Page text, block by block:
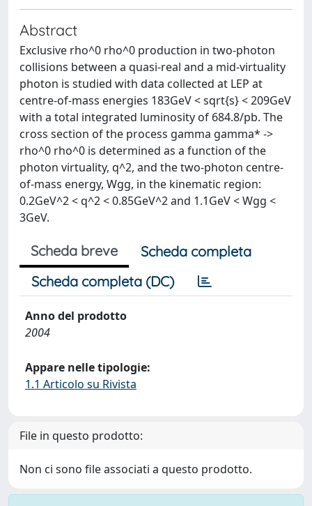
Abstract
Exclusive rho^0 rho^0 production in two-photon
collisions between a quasi-real and a mid-virtuality
photon is studied with data collected at LEP at
centre-of-mass energies 183GeV < sqrt{s} < 209GeV
with a total integrated luminosity of 684.8/pb. The
cross section of the process gamma gamma* ->
rho^0 rho^0 is determined as a function of the
photon virtuality, q^2, and the two-photon centre-
of-mass energy, Wgg, in the kinematic region:
0.2GeV^2 < q^2 < 0.85GeV^2 and 1.1GeV < Wgg <
3GeV.
Scheda breve
Scheda completa
Scheda completa (DC)
Anno del prodotto
2004
Appare nelle tipologie:
1.1 Articolo su Rivista
File in questo prodotto:
Non ci sono file associati a questo prodotto.